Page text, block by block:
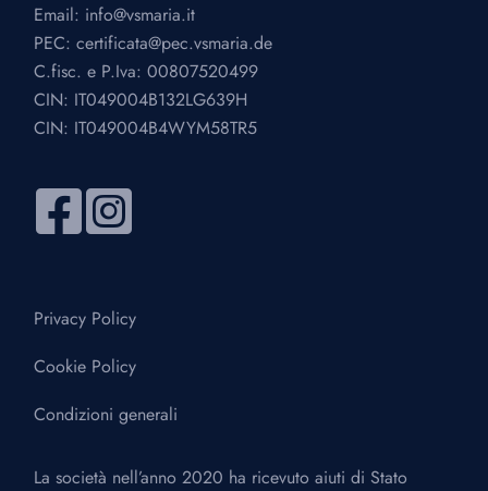
Email: info@vsmaria.it
PEC:certificata@pec.vsmaria.de
C.fisc. e P.Iva: 00807520499
CIN: IT049004B132LG639H
CIN: IT049004B4WYM58TR5
Privacy Policy
Cookie Policy
Condizioni generali
La società nell’anno 2020 ha ricevuto aiuti di Stato